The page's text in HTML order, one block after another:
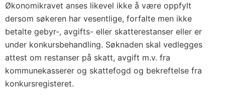
Økonomikravet anses likevel ikke å være oppfylt
dersom søkeren har vesentlige, forfalte men ikke
betalte gebyr-, avgifts- eller skatterestanser eller er
under konkursbehandling. Søknaden skal vedlegges
attest om restanser på skatt, avgift m.v. fra
kommunekasserer og skattefogd og bekreftelse fra
konkursregisteret.